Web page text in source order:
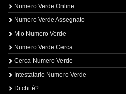
Numero Verde Online
Numero Verde Assegnato
Mio Numero Verde
Numero Verde Cerca
Cerca Numero Verde
Intestatario Numero Verde
Di chi è?